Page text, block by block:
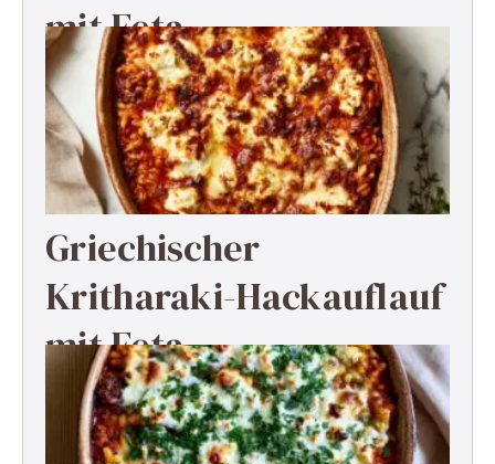
mit Feta
Griechischer
Kritharaki-Hackauflauf
mit Feta